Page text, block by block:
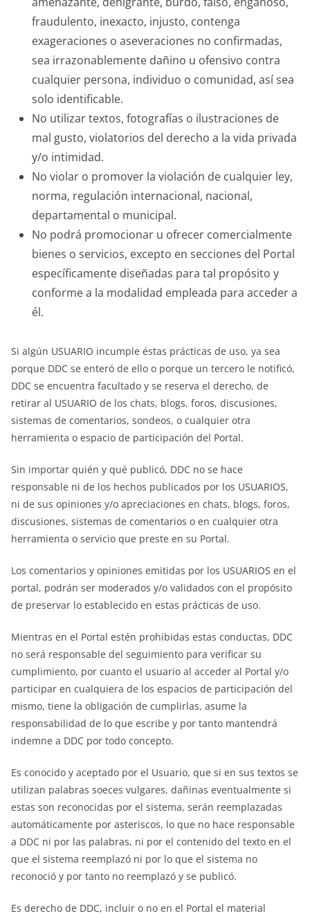
fraudulento, inexacto, injusto, contenga
exageraciones o aseveraciones no confirmadas,
sea irrazonablemente dañino u ofensivo contra
cualquier persona, individuo o comunidad, así sea
solo identificable.
No utilizar textos, fotografías o ilustraciones de
mal gusto, violatorios del derecho a la vida privada
y/o intimidad.
No violar o promover la violación de cualquier ley,
norma, regulación internacional, nacional,
departamental o municipal.
No podrá promocionar u ofrecer comercialmente
bienes o servicios, excepto en secciones del Portal
específicamente diseñadas para tal propósito y
conforme a la modalidad empleada para acceder a
él.
Si algún USUARIO incumple éstas prácticas de uso, ya sea
porque DDC se enteró de ello o porque un tercero le notificó,
DDC se encuentra facultado y se reserva el derecho, de
retirar al USUARIO de los chats, blogs, foros, discusiones,
sistemas de comentarios, sondeos, o cualquier otra
herramienta o espacio de participación del Portal.
Sin importar quién y qué publicó, DDC no se hace
responsable ni de los hechos publicados por los USUARIOS,
ni de sus opiniones y/o apreciaciones en chats, blogs, foros,
discusiones, sistemas de comentarios o en cualquier otra
herramienta o servicio que preste en su Portal.
Los comentarios y opiniones emitidas por los USUARIOS en el
portal, podrán ser moderados y/o validados con el propósito
de preservar lo establecido en estas prácticas de uso.
Mientras en el Portal estén prohibidas estas conductas, DDC
no será responsable del seguimiento para verificar su
cumplimiento, por cuanto el usuario al acceder al Portal y/o
participar en cualquiera de los espacios de participación del
mismo, tiene la obligación de cumplirlas, asume la
responsabilidad de lo que escribe y por tanto mantendrá
indemne a DDC por todo concepto.
Es conocido y aceptado por el Usuario, que si en sus textos se
utilizan palabras soeces vulgares, dañinas eventualmente si
estas son reconocidas por el sistema, serán reemplazadas
automáticamente por asteriscos, lo que no hace responsable
a DDC ni por las palabras, ni por el contenido del texto en el
que el sistema reemplazó ni por lo que el sistema no
reconoció y por tanto no reemplazó y se publicó.
Es derecho de DDC, incluir o no en el Portal el material